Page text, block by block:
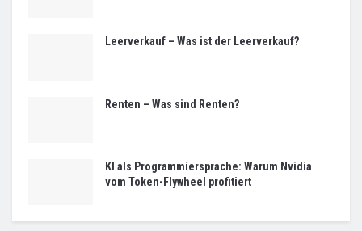
Leerverkauf – Was ist der Leerverkauf?
Renten – Was sind Renten?
KI als Programmiersprache: Warum Nvidia
vom Token-Flywheel profitiert